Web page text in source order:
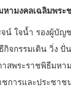
ามงคลเฉลิมพร
จน์ ใจน้ำ รองผู้
กรรมเดิน วิ่ง ปั่
สพระราชพิธีมห
การและประชาช